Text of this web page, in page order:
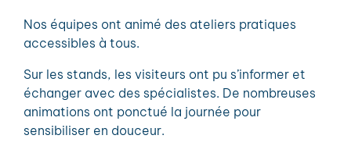
Nos équipes ont animé des ateliers pratiques
accessibles à tous.
Sur les stands, les visiteurs ont pu s’informer et
échanger avec des spécialistes. De nombreuses
animations ont ponctué la journée pour
sensibiliser en douceur.